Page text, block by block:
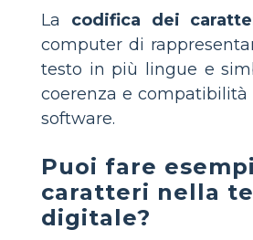
La codifica dei
computer di
testo in più lingue e
coerenza e
software.
Puoi fare
caratteri nella
digitale?